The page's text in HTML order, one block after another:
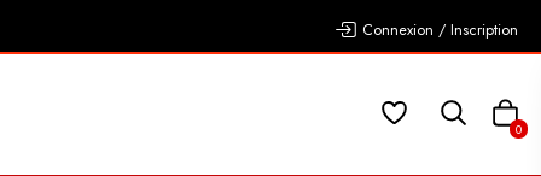
Connexion / Inscription
0